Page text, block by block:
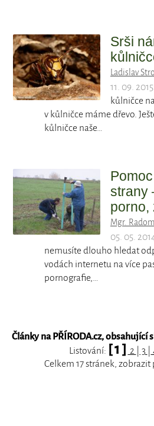
Srši
Ladislav
11. 09. 2015
kůlničce
v kůlničce máme dřevo.
kůlničce naše…
strany
porno,
Mgr.
05. 05.
nemusíte dlouho hledat
vodách internetu na více
pornografie,…
Články na PŘÍRODA.cz, obsahující
Listování: [ 1 ] 2 3
Celkem 17 stránek, zobrazit